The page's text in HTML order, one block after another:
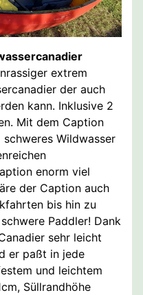
extrem
der auch
kann. Inklusive 2
Mit dem Caption
Wildwasser
enorm viel
der Caption auch
bis hin zu
Paddler! Dank
sehr leicht
er paßt in jede
und leichtem
Süllrandhöhe